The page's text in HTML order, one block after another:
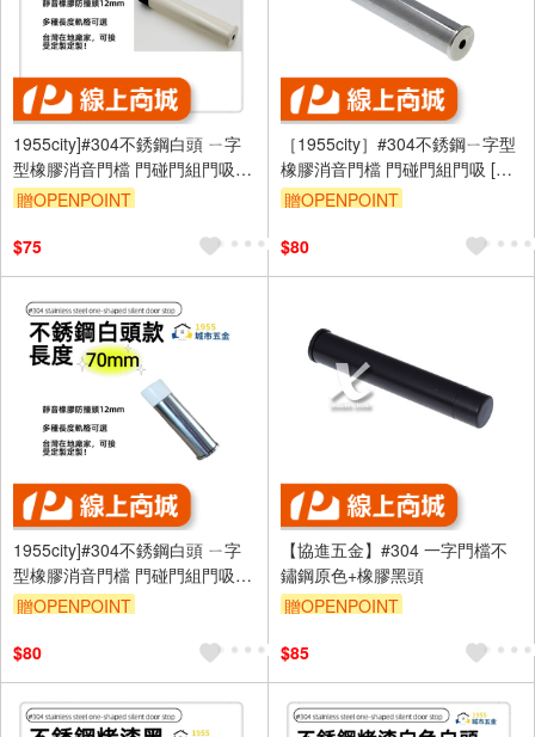
1955city]#304不銹鋼白頭 ㄧ字
型橡膠消音門檔 門碰門組門吸打
孔款1101-A 不銹鋼烤漆白+黑頭
贈OPENPOINT
$75
［1955city］#304不銹鋼ㄧ字型
橡膠消音門檔 門碰門組門吸 [長
度70mm]
贈OPENPOINT
$80
1955city]#304不銹鋼白頭 ㄧ字
型橡膠消音門檔 門碰門組門吸打
孔款1101-c [ 不銹鋼白頭70mm]
贈OPENPOINT
$80
【協進五金】#304 一字門檔不
鏽鋼原色+橡膠黑頭
贈OPENPOINT
$85